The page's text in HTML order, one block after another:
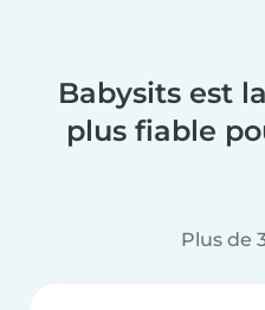
Babysits est
plus fiable
Plus de